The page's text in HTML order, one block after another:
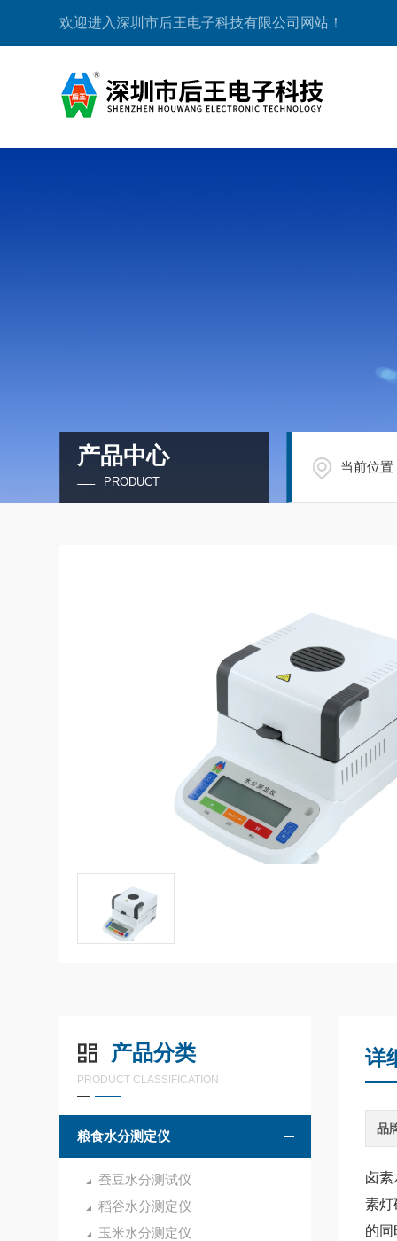
欢迎进入深圳市后王电子科技有限公司网站！
产品中心
PRODUCT
当前位置
产品分类
PRODUCT CLASSIFICATION
粮食水分测定仪
蚕豆水分测试仪
稻谷水分测定仪
玉米水分测定仪
详
品
卤
素灯
的